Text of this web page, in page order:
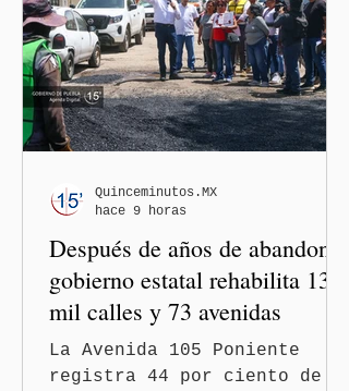
Después de años de abandono,
gobierno estatal rehabilita 13
mil calles y 73 avenidas
La Avenida 105 Poniente
registra 44 por ciento de
Quinceminutos.MX
hace 9 horas